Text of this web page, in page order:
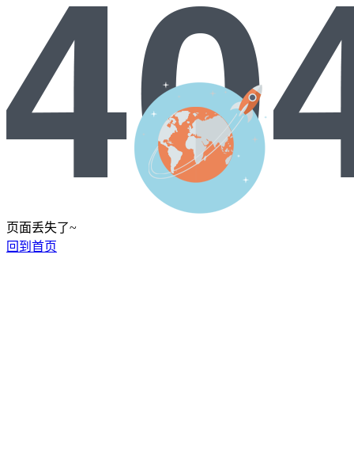
页面丢失了~
回到首页